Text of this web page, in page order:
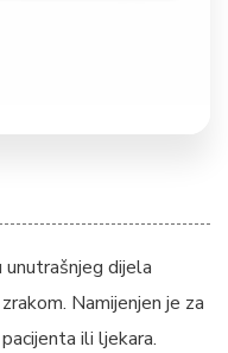
unutrašnjeg dijela
Namijenjen je za
ili ljekara.